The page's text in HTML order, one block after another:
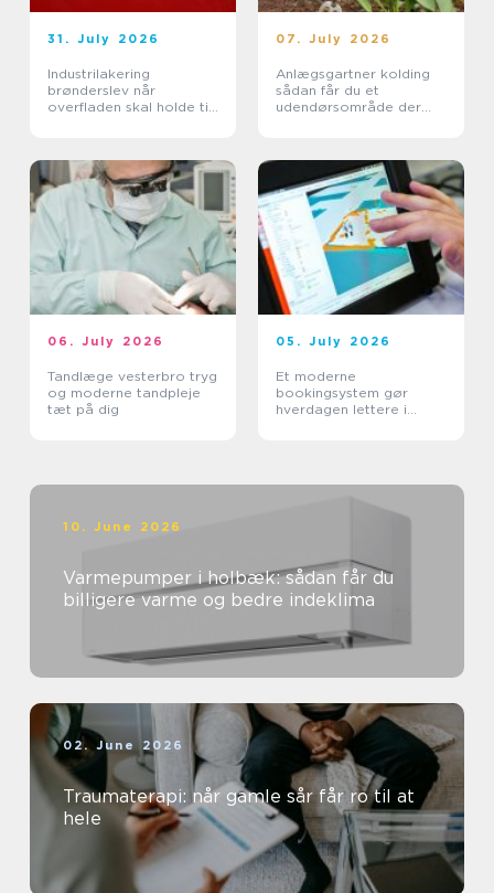
31. July 2026
Industrilakering
brønderslev når
overfladen skal holde til
07. July 2026
Anlægsgartner kolding
sådan får du et
udendørsområde der
06. July 2026
Tandlæge vesterbro tryg
og moderne tandpleje
tæt på dig
05. July 2026
Et moderne
bookingsystem gør
hverdagen lettere i
10. June 2026
Varmepumper i holbæk: sådan får du
billigere varme og bedre indeklima
02. June 2026
Traumaterapi: når gamle sår får ro til at
hele